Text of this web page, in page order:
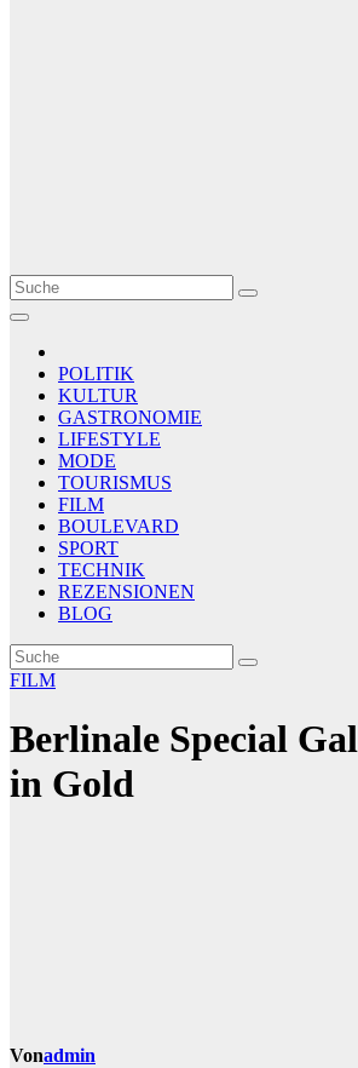
Le Matin
AGENCE DE PRESSE
POLITIK
KULTUR
GASTRONOMIE
LIFESTYLE
MODE
TOURISMUS
FILM
BOULEVARD
SPORT
TECHNIK
REZENSIONEN
BLOG
FILM
Berlinale Special
in Gold
Vonadmin